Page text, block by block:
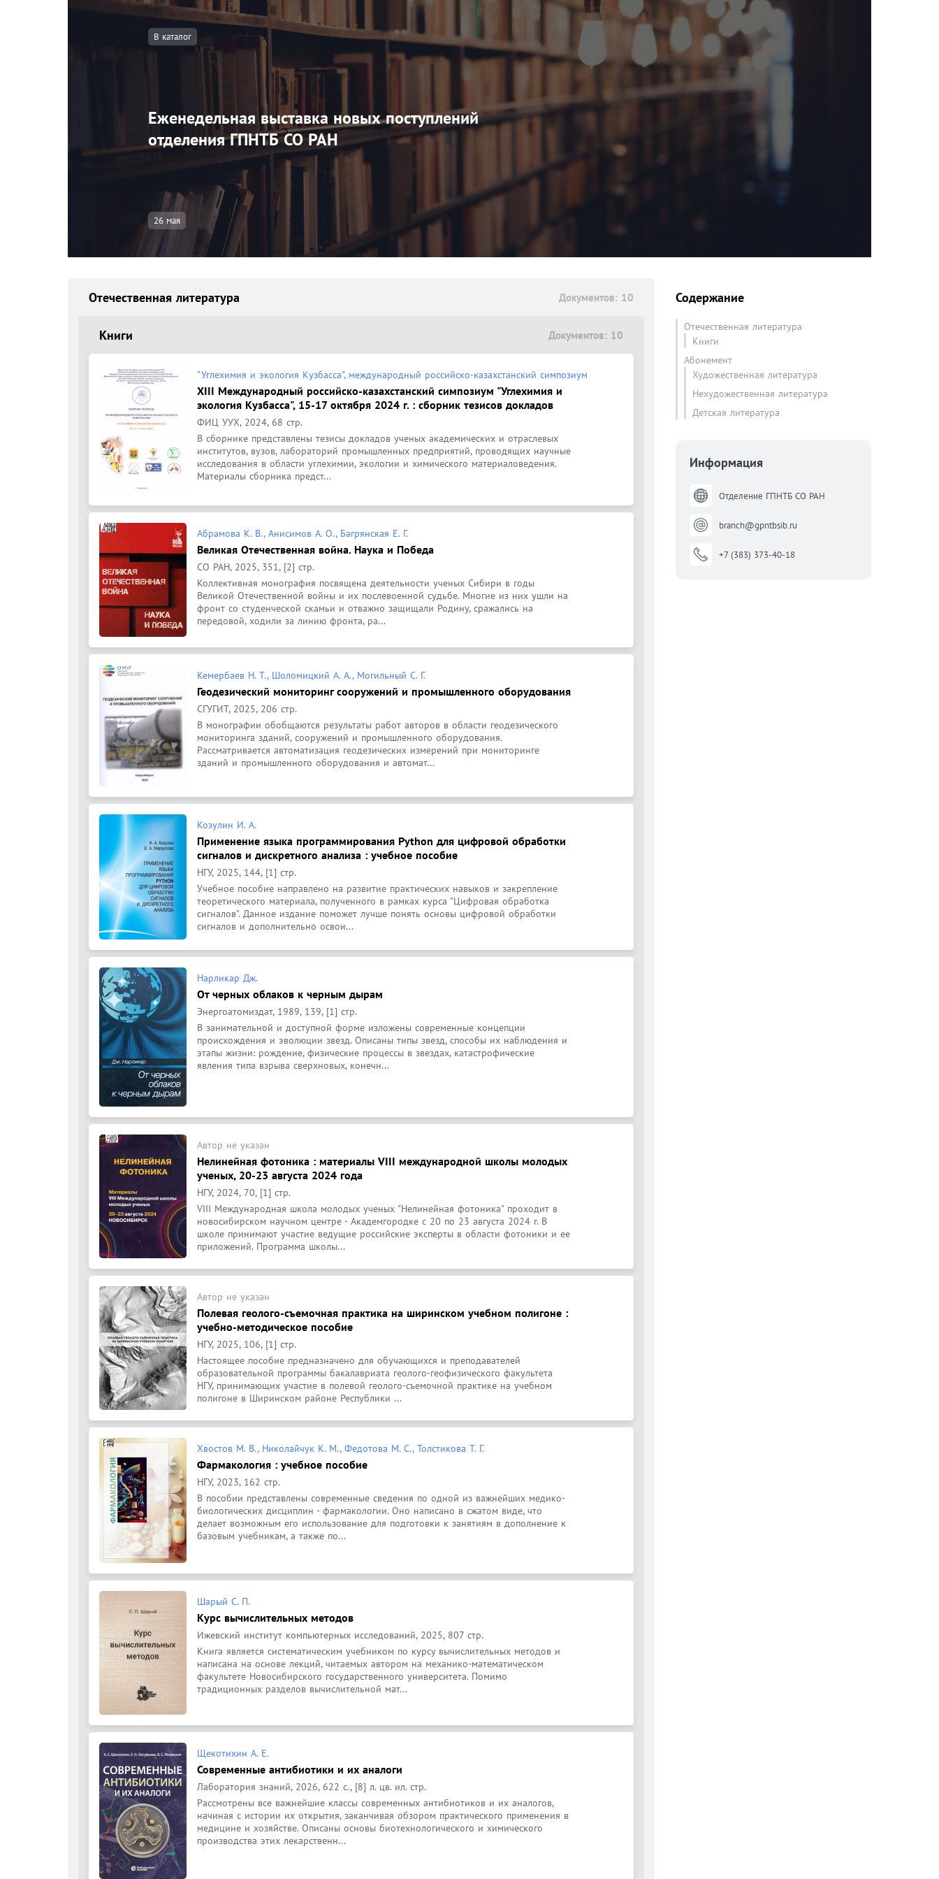
В каталог
Еженедельная выставка новых поступлений
отделения ГПНТБ СО РАН
26 мая
Отечественная литература Документов: 10
Книги Документов: 10
"Углехимия и экология Кузбасса", международный российско-казахстанский симпозиум
XIII Международный российско-казахстанский симпозиум "Углехимия и
экология Кузбасса", 15-17 октября 2024 г. : сборник тезисов докладов
ФИЦ УУХ, 2024, 68 стр.
В сборнике представлены тезисы докладов ученых академических и отраслевых
институтов, вузов, лабораторий промышленных предприятий, проводящих научные
исследования в области углехимии, экологии и химического материаловедения.
Материалы сборника предст...
Абрамова К. В., Анисимов А. О., Багрянская Е. Г.
Великая Отечественная война. Наука и Победа
СО РАН, 2025, 351, [2] стр.
Коллективная монография посвящена деятельности ученых Сибири в годы
Великой Отечественной войны и их послевоенной судьбе. Многие из них ушли на
фронт со студенческой скамьи и отважно защищали Родину, сражались на
передовой, ходили за линию фронта, ра...
Кемербаев Н. Т., Шоломицкий А. А., Могильный С. Г.
Геодезический мониторинг сооружений и промышленного оборудования
СГУГИТ, 2025, 206 стр.
В монографии обобщаются результаты работ авторов в области геодезического
мониторинга зданий, сооружений и промышленного оборудования.
Рассматривается автоматизация геодезических измерений при мониторинге
зданий и промышленного оборудования и автомат...
Козулин И. А.
Применение языка программирования Python для цифровой обработки
сигналов и дискретного анализа : учебное пособие
НГУ, 2025, 144, [1] стр.
Учебное пособие направлено на развитие практических навыков и закрепление
теоретического материала, полученного в рамках курса "Цифровая обработка
сигналов". Данное издание поможет лучше понять основы цифровой обработки
сигналов и дополнительно освои...
Нарликар Дж.
От черных облаков к черным дырам
Энергоатомиздат, 1989, 139, [1] стр.
В занимательной и доступной форме изложены современные концепции
происхождения и эволюции звезд. Описаны типы звезд, способы их наблюдения и
этапы жизни: рождение, физические процессы в звездах, катастрофические
явления типа взрыва сверхновых, конечн...
Автор не указан
Нелинейная фотоника : материалы VIII международной школы молодых
ученых, 20-23 августа 2024 года
НГУ, 2024, 70, [1] стр.
VIII Международная школа молодых ученых "Нелинейная фотоника" проходит в
новосибирском научном центре - Академгородке с 20 по 23 августа 2024 г. В
школе принимают участие ведущие российские эксперты в области фотоники и ее
приложений. Программа школы...
Автор не указан
Полевая геолого-съемочная практика на ширинском учебном полигоне :
учебно-методическое пособие
НГУ, 2025, 106, [1] стр.
Настоящее пособие предназначено для обучающихся и преподавателей
образовательной программы бакалавриата геолого-геофизического факультета
НГУ, принимающих участие в полевой геолого-съемочной практике на учебном
полигоне в Ширинском районе Республики ...
Хвостов М. В., Николайчук К. М., Федотова М. С., Толстикова Т. Г.
Фармакология : учебное пособие
НГУ, 2023, 162 стр.
В пособии представлены современные сведения по одной из важнейших медико-
биологических дисциплин - фармакологии. Оно написано в сжатом виде, что
делает возможным его использование для подготовки к занятиям в дополнение к
базовым учебникам, а также по...
Шарый С. П.
Курс вычислительных методов
Ижевский институт компьютерных исследований, 2025, 807 стр.
Книга является систематическим учебником по курсу вычислительных методов и
написана на основе лекций, читаемых автором на механико-математическом
факультете Новосибирского государственного университета. Помимо
традиционных разделов вычислительной мат...
Щекотихин А. Е.
Современные антибиотики и их аналоги
Лаборатория знаний, 2026, 622 с., [8] л. цв. ил. стр.
Рассмотрены все важнейшие классы современных антибиотиков и их аналогов,
начиная с истории их открытия, заканчивая обзором практического применения в
медицине и хозяйстве. Описаны основы биотехнологического и химического
производства этих лекарственн...
Содержание
Отечественная литература
Книги
Абонемент
Художественная литература
Нехудожественная литература
Детская литература
Информация
Отделение ГПНТБ СО РАН
branch@gpntbsib.ru
+7 (383) 373-40-18